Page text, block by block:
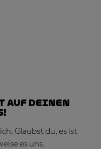
auf deinen
Glaubst du, es ist
es uns.